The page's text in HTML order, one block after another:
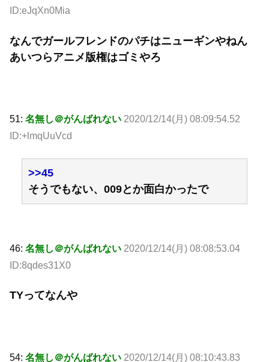
ID:eJqXn0Mia
なんでガールフレンドのパチはニューギンやねん
あいつらアニメ版権はゴミやろ
51: 名無し＠がんばれない 2020/12/14(月) 08:09:54.52
ID:+lmqUuVcd
>>45
そうでもない、009とか面白かったで
46: 名無し＠がんばれない 2020/12/14(月) 08:08:53.04
ID:8qdes31X0
TYってなんや
54: 名無し＠がんばれない 2020/12/14(月) 08:10:43.83